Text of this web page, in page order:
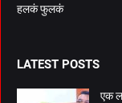
हलकं फुलकं
LATEST POSTS
एक